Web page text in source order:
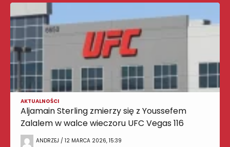
AKTUALNOŚCI
Aljamain Sterling zmierzy się z Youssefem
Zalalem w walce wieczoru UFC Vegas 116
ANDRZEJ / 12 MARCA 2026, 15:39